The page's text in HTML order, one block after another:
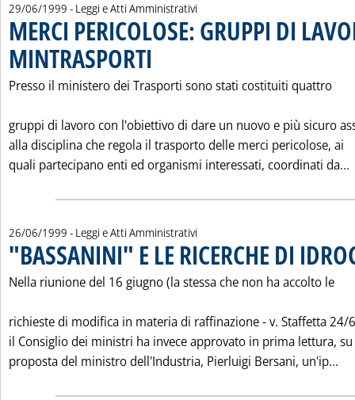
29/06/1999 - Leggi e Atti Amministrativi
MERCI PERICOLOSE: GRUPPI DI
MINTRASPORTI
Presso il ministero dei Trasporti sono stati costituiti quattro
gruppi di lavoro con l'obiettivo di dare un nuovo e più sicuro
alla disciplina che regola il trasporto delle merci pericolose, ai
quali partecipano enti ed organismi interessati, coordinati da...
26/06/1999 - Leggi e Atti Amministrativi
"BASSANINI" E LE RICERCHE DI
Nella riunione del 16 giugno (la stessa che non ha accolto le
richieste di modifica in materia di raffinazione - v. Staffetta 24/
il Consiglio dei ministri ha invece approvato in prima lettura, su
proposta del ministro dell'Industria, Pierluigi Bersani, un'ip...